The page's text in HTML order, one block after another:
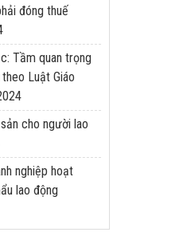
đóng thuế
Tầm quan trọng
Luật Giáo
cho người lao
nghiệp hoạt
lao động